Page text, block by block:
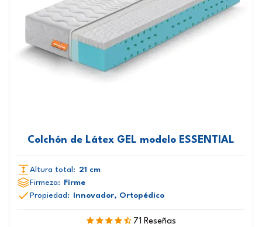
Colchón de Látex GEL modelo ESSENTIAL
Altura total: 21 cm
Firmeza:
Firme
Propiedad:
Innovador, Ortopédico
71 Reseñas